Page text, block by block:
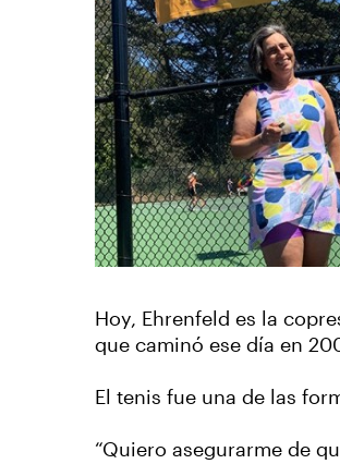
Hoy, Ehrenfeld es la
que caminó ese día en
El tenis fue una de las
“Quiero asegurarme de